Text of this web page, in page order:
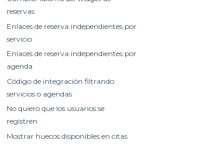
reservas
Enlaces de reserva independientes por
servicio
Enlaces de reserva independientes por
agenda
Código de integración filtrando
servicios o agendas
No quiero que los usuarios se
registren
Mostrar huecos disponibles en citas